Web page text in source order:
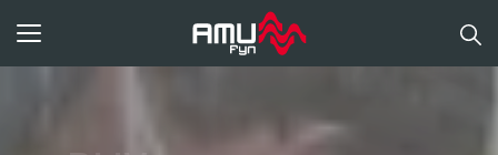
Toggle